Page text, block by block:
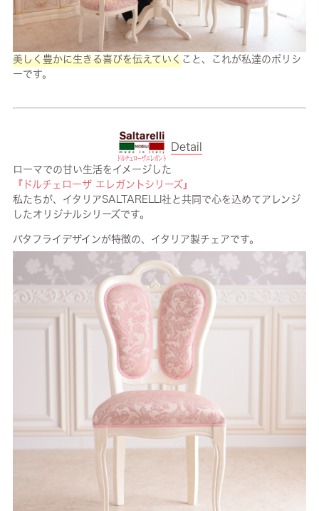
美しく豊かに生きる喜びを伝えていくこと、これが私達のポリシ
ーです。
Detail
ローマでの甘い生活をイメージした
『ドルチェローザ エレガントシリーズ』
私たちが、イタリアSALTARELLI社と共同で心を込めてアレンジ
したオリジナルシリーズです。
バタフライデザインが特徴の、イタリア製チェアです。